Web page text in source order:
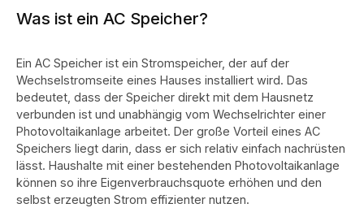
Was ist ein AC Speicher?
Ein AC Speicher ist ein Stromspeicher, der auf der
Wechselstromseite eines Hauses installiert wird. Das
bedeutet, dass der Speicher direkt mit dem Hausnetz
verbunden ist und unabhängig vom Wechselrichter einer
Photovoltaikanlage arbeitet. Der große Vorteil eines AC
Speichers liegt darin, dass er sich relativ einfach nachrüsten
lässt. Haushalte mit einer bestehenden Photovoltaikanlage
können so ihre Eigenverbrauchsquote erhöhen und den
selbst erzeugten Strom effizienter nutzen.